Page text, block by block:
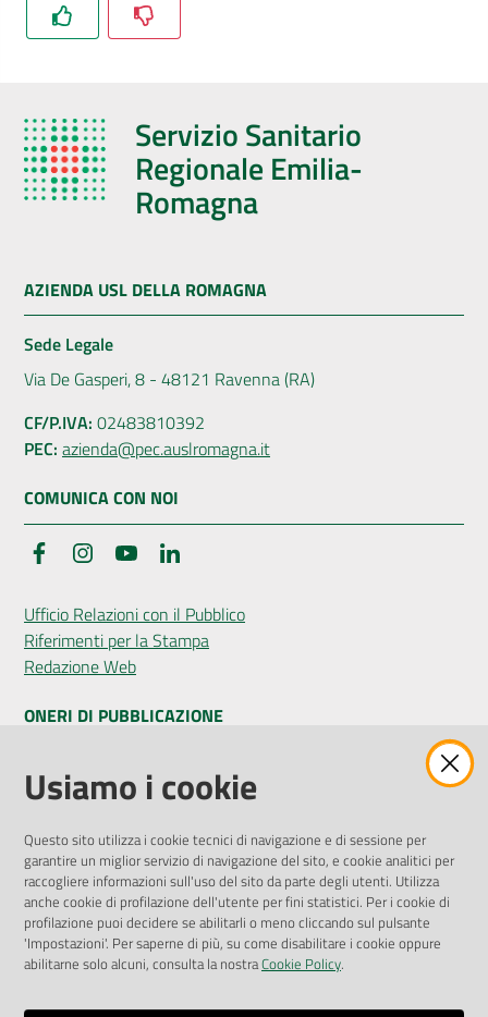
Servizio Sanitario
Regionale Emilia-
Romagna
AZIENDA USL DELLA ROMAGNA
Sede Legale
Via De Gasperi, 8 - 48121 Ravenna (RA)
CF/P.IVA: 02483810392
PEC: azienda@pec.auslromagna.it
COMUNICA CON NOI
FacebookInstagramYouTube
Ufficio Relazioni con il Pubblico
Riferimenti per la Stampa
Redazione Web
ONERI DI PUBBLICAZIONE
Amministrazione Trasparente
Pubblicità legale
Privacy Policy
Attuazione Misure PNRR
Liste di Attesa
ENTI, IMPRESE E PARTNER
Fatturazione Elettronica
Usiamo i cookie
Questo sito utilizza i cookie tecnici di navigazione e di sessione per
garantire un miglior servizio di navigazione del sito, e cookie analitici per
raccogliere informazioni sull'uso del sito da parte degli utenti. Utilizza
anche cookie di profilazione dell'utente per fini statistici. Per i cookie di
profilazione puoi decidere se abilitarli o meno cliccando sul pulsante
'Impostazioni'. Per saperne di più, su come disabilitare i cookie oppure
abilitarne solo alcuni, consulta la nostraCookie Policy.